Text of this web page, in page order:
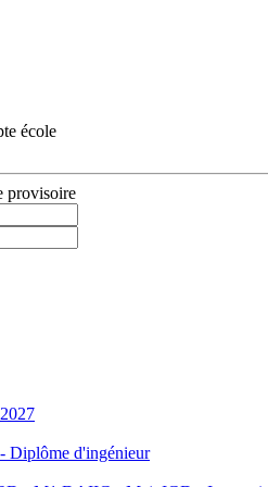
école
provisoire
Diplôme d'ingénieur